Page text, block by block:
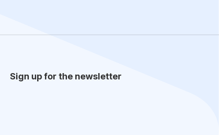
Sign up for the newsletter